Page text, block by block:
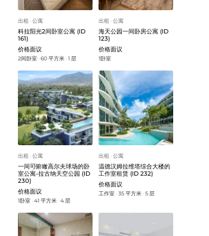
出租 ᐧ公寓
科拉阳光2间卧室公寓 (ID
161)
价格面议
2间卧室 ᐧ60 平方米 ᐧ1 层
出租 ᐧ公寓
海天公园一间卧房公寓 (ID
123)
价格面议
1卧室
出租 ᐧ公寓
一间可俯瞰高尔夫球场的卧
室公寓-拉古纳天空公园 (ID
230)
价格面议
1卧室 ᐧ41 平方米 ᐧ4 层
出租 ᐧ公寓
温德汉姆拉维塔综合大楼的
工作室租赁 (ID 232)
价格面议
工作室 ᐧ35 平方米 ᐧ5 层